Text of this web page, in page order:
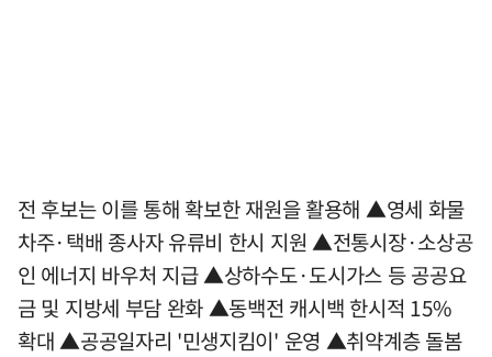
전 후보는 이를 통해 확보한 재원을 활용해 ▲영세 화물
차주·택배 종사자 유류비 한시 지원 ▲전통시장·소상공
인 에너지 바우처 지급 ▲상하수도·도시가스 등 공공요
금 및 지방세 부담 완화 ▲동백전 캐시백 한시적 15%
확대 ▲공공일자리 '민생지킴이' 운영 ▲취약계층 돌봄